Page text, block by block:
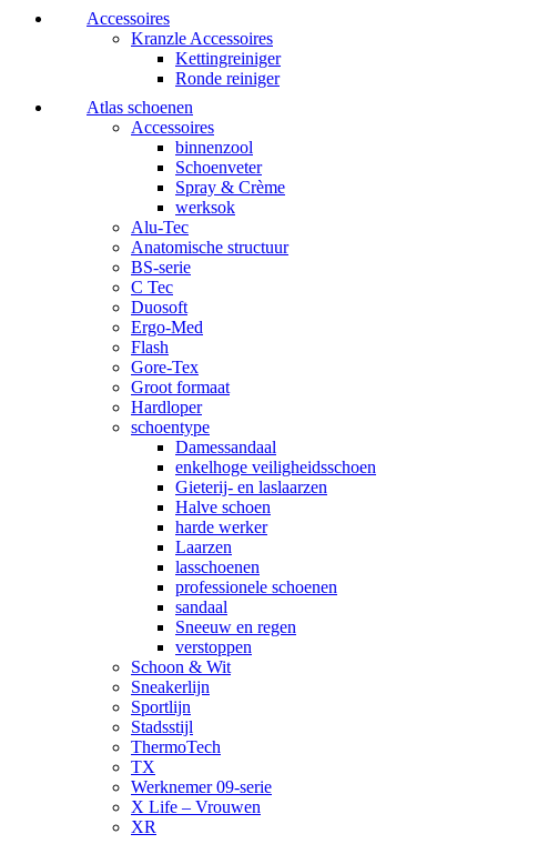
Accessoires
Kranzle Accessoires
Kettingreiniger
Ronde reiniger
Atlas schoenen
Accessoires
binnenzool
Schoenveter
Spray & Crème
werksok
Alu-Tec
Anatomische structuur
BS-serie
C Tec
Duosoft
Ergo-Med
Flash
Gore-Tex
Groot formaat
Hardloper
schoentype
Damessandaal
enkelhoge veiligheidsschoen
Gieterij- en laslaarzen
Halve schoen
harde werker
Laarzen
lasschoenen
professionele schoenen
sandaal
Sneeuw en regen
verstoppen
Schoon & Wit
Sneakerlijn
Sportlijn
Stadsstijl
ThermoTech
TX
Werknemer 09-serie
X Life – Vrouwen
XR